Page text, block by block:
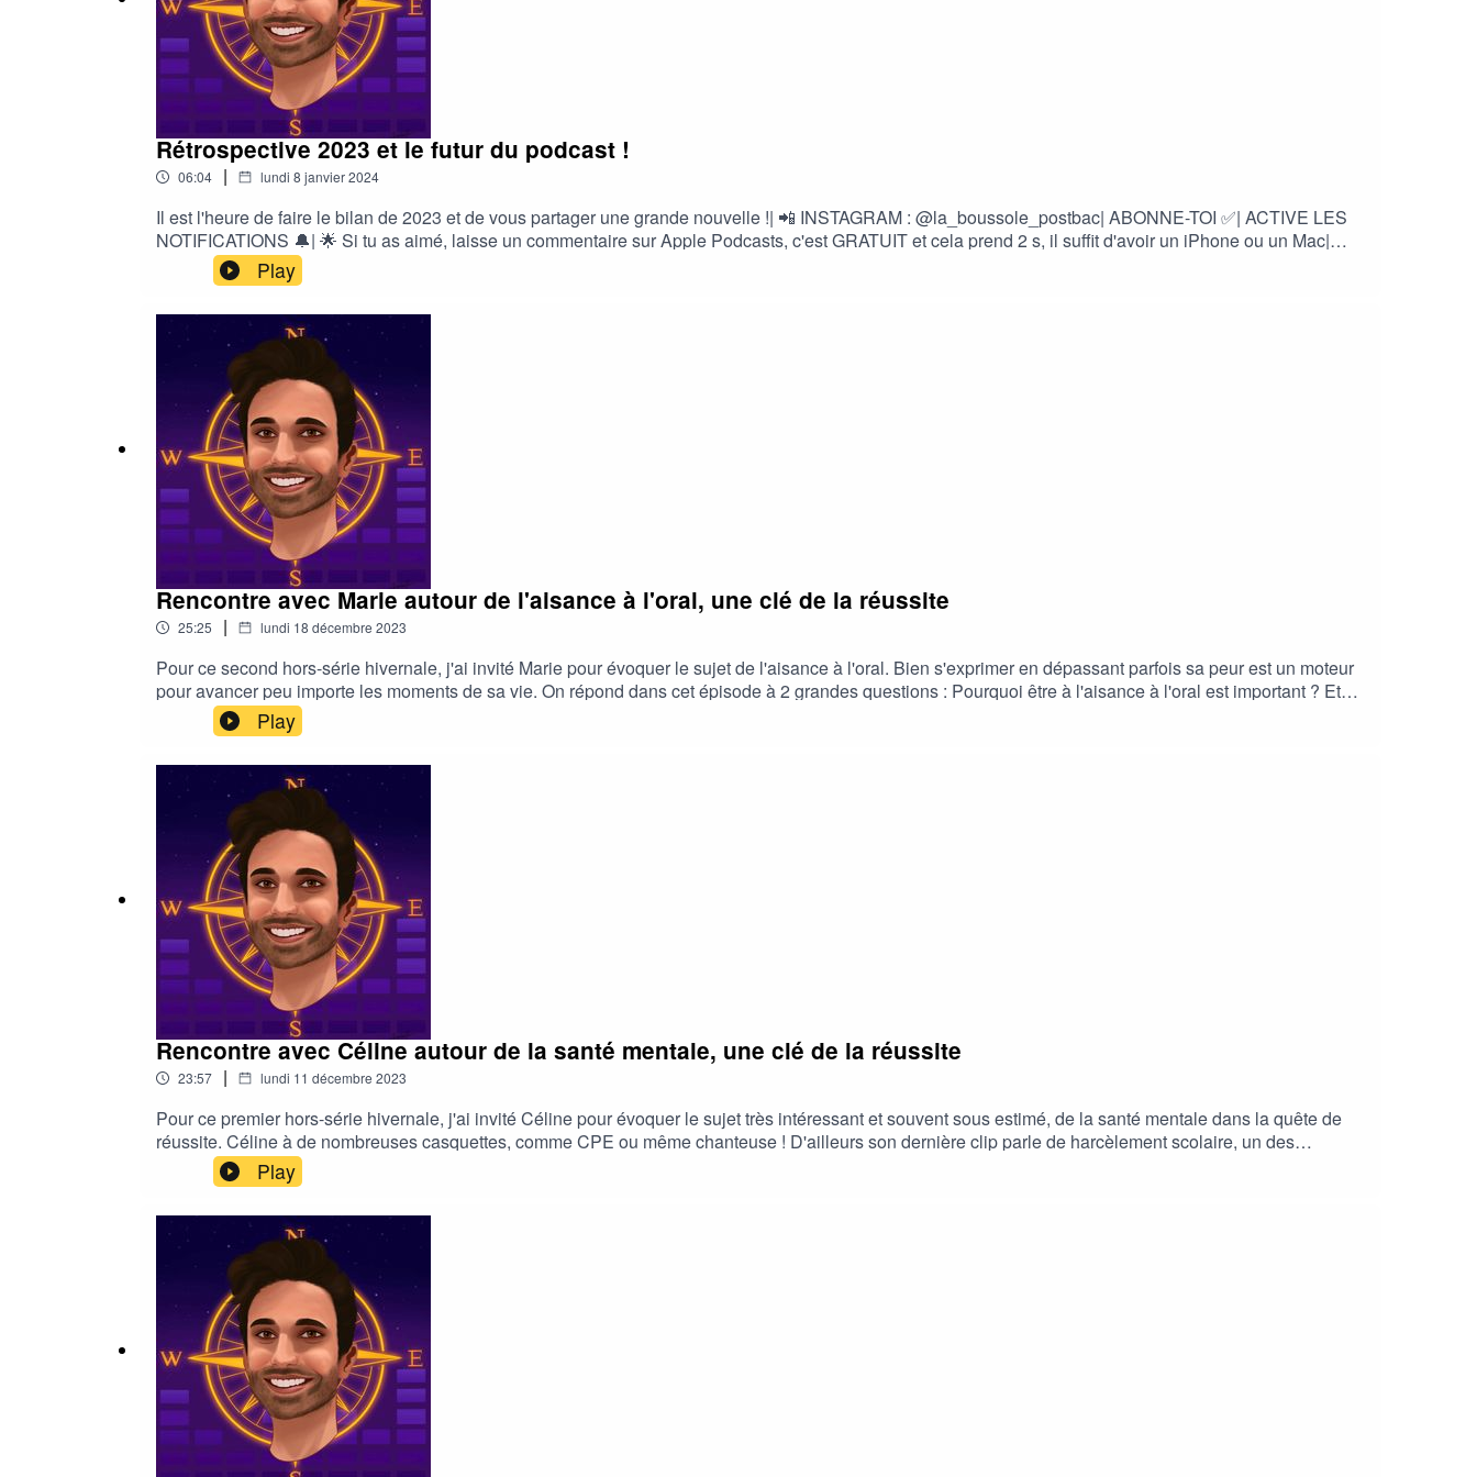
Rétrospective 2023 et le futur du podcast !
06:04 | lundi 8 janvier 2024
Il est l'heure de faire le bilan de 2023 et de vous partager une grande nouvelle !| 📲 INSTAGRAM : @la_boussole_postbac| ABONNE-TOI ✅| ACTIVE LES
NOTIFICATIONS 🔔| 🌟 Si tu as aimé, laisse un commentaire sur Apple Podcasts, c'est GRATUIT et cela prend 2 s, il suffit d'avoir un iPhone ou un Mac|
Bonne écoute :)
Play
Rencontre avec Marie autour de l'aisance à l'oral, une clé de la réussite
25:25 | lundi 18 décembre 2023
Pour ce second hors-série hivernale, j'ai invité Marie pour évoquer le sujet de l'aisance à l'oral. Bien s'exprimer en dépassant parfois sa peur est un moteur
pour avancer peu importe les moments de sa vie. On répond dans cet épisode à 2 grandes questions : Pourquoi être à l'aisance à l'oral est important ? Et
comment s'améliorer ?| 📲 INSTAGRAM : @la_boussole_postbac| ABONNE-TOI ✅| ACTIVE LES NOTIFICATIONS 🔔| 🌟 Si tu as aimé, laisse un
commentaire sur Apple Podcasts, c'est GRATUIT et cela prend 2 s, il suffit d'avoir un iPhone ou un Mac| Bonne écoute :)
Play
Rencontre avec Céline autour de la santé mentale, une clé de la réussite
23:57 | lundi 11 décembre 2023
Pour ce premier hors-série hivernale, j'ai invité Céline pour évoquer le sujet très intéressant et souvent sous estimé, de la santé mentale dans la quête de
réussite. Céline à de nombreuses casquettes, comme CPE ou même chanteuse ! D'ailleurs son dernière clip parle de harcèlement scolaire, un des
éléments qui peut impacter fortement la santé mentale d'une personne. A travers des exemples dans le sport et la musique, nous vous donnons des clés
pour prendre soin de votre santé mentale et réussir vos études (c'est valable pour tout les moments de votre vie).| 📲 INSTAGRAM : @la_boussole_postbac|
ABONNE-TOI ✅| ACTIVE LES NOTIFICATIONS 🔔| 🌟 Si tu as aimé, laisse un commentaire sur Apple Podcasts, c'est GRATUIT et cela prend 2 s, il suffit
d'avoir un iPhone ou un Mac| Bonne écoute :)
Play